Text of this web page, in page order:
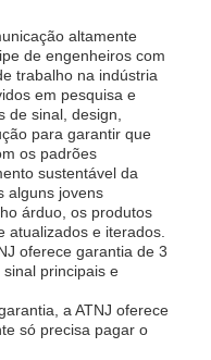
altamente
de engenheiros com
trabalho na indústria
em pesquisa e
de sinal, design,
para garantir que
os padrões
sustentável da
alguns jovens
árduo, os produtos
atualizados e iterados.
oferece garantia de 3
principais e
a ATNJ oferece
só precisa pagar o